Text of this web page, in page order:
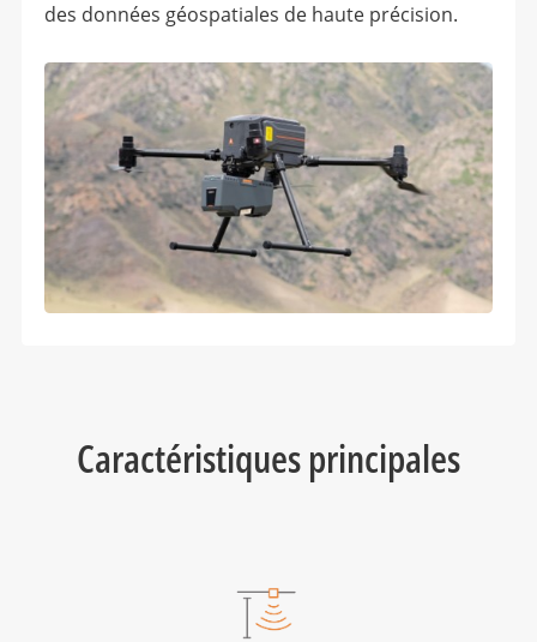
des données géospatiales de haute précision.
Caractéristiques principales